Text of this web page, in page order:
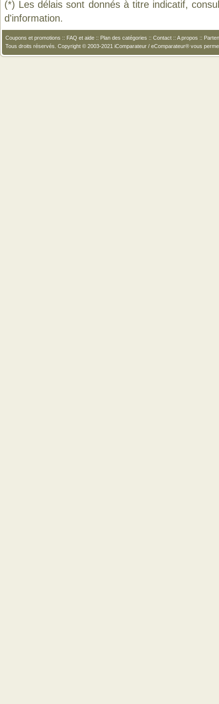
(*) Les délais sont donnés à titre indicatif,
d'information.
Coupons et promotions :: FAQ et aide :: Plan des catégories :: Contact :: A propos ::
Tous droits réservés. Copyright © 2003-2021 iComparateur / eComparateur® vous